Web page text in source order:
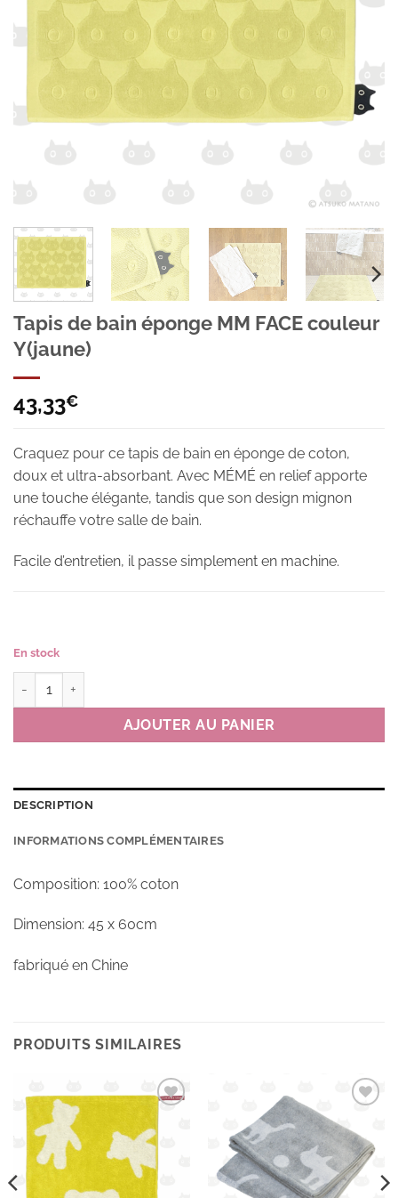
Tapis de bain éponge MM FACE couleur
Y(jaune)
43,33€
Craquez pour ce tapis de bain en éponge de coton,
doux et ultra-absorbant. Avec MÉMÉ en relief apporte
une touche élégante, tandis que son design mignon
réchauffe votre salle de bain.
Facile d’entretien, il passe simplement en machine.
En stock
AJOUTER AU PANIER
DESCRIPTION
INFORMATIONS COMPLÉMENTAIRES
Composition: 100% coton
Dimension: 45 x 60cm
fabriqué en Chine
PRODUITS SIMILAIRES
Ajouter
à la
wishlist
à la
wishlist